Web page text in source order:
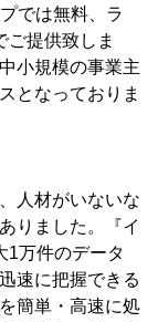
では無料、ラ
ご提供致しま
小規模の事業主
となっておりま
人材がいないな
りました。『イ
1万件のデータ
速に把握できる
簡単・高速に処